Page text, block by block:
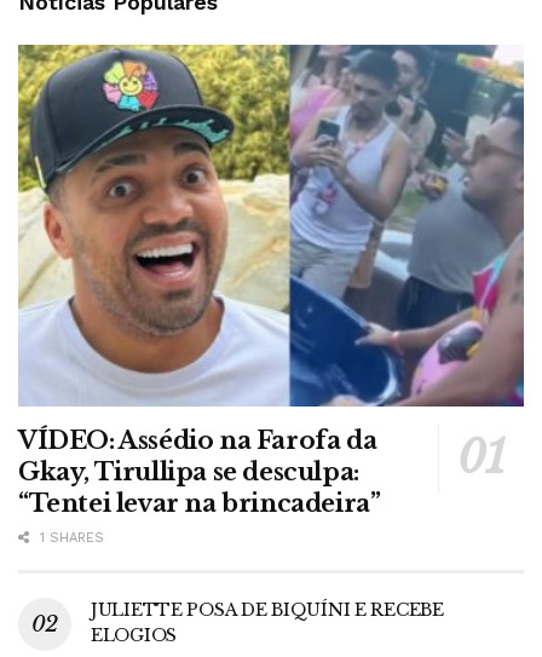
VÍDEO: Assédio na Farofa da
Gkay, Tirullipa se desculpa:
“Tentei levar na brincadeira”
1 SHARES
JULIETTE POSA DE BIQUÍNI E RECEBE
ELOGIOS